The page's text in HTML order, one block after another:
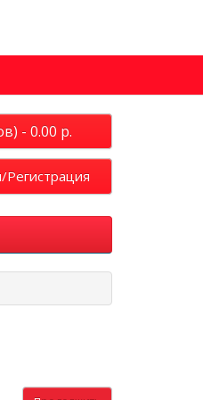
- 0.00 р.
Регистрация